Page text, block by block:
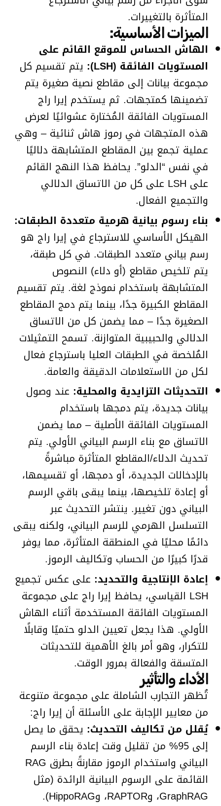
المتأثرة بالتغييرات.
الميزات الأساسية:
الهاش الحساس للموقع القائم على
المستويات الفائقة (LSH):
يتم تقسيم كل
مجموعة بيانات إلى مقاطع نصية صغيرة يتم
تضمينها كمتجهات. ثم يستخدم إيرا راج
المستويات الفائقة المُختارة عشوائيًا لعرض
هذه المتجهات في رموز هاش ثنائية – وهي
عملية تجمع بين المقاطع المتشابهة دلاليًا
في نفس “الدلو”. يحافظ هذا النهج القائم
على LSH على كل من الاتساق الدلالي
والتجميع الفعال.
بناء رسوم بيانية هرمية متعددة الطبقات:
الهيكل الأساسي للاسترجاع في إيرا راج هو
رسم بياني متعدد الطبقات. في كل طبقة،
يتم تلخيص مقاطع (أو دلاء) النصوص
المتشابهة باستخدام نموذج لغة. يتم تقسيم
المقاطع الكبيرة جدًا، بينما يتم دمج المقاطع
الصغيرة جدًا – مما يضمن كل من الاتساق
الدلالي والحبيبية المتوازنة. تسمح التمثيلات
المُلخصة في الطبقات العليا باسترجاع فعال
لكل من الاستعلامات الدقيقة والعامة.
التحديثات التزايدية والمحلية: عند وصول
بيانات جديدة، يتم دمجها باستخدام
المستويات الفائقة الأصلية – مما يضمن
الاتساق مع بناء الرسم البياني الأولي. يتم
تحديث الدلاء/المقاطع المتأثرة مباشرةً
بالإدخالات الجديدة، أو دمجها، أو تقسيمها،
أو إعادة تلخيصها، بينما يبقى باقي الرسم
البياني دون تغيير. ينتشر التحديث عبر
التسلسل الهرمي للرسم البياني، ولكنه يبقى
دائمًا محليًا في المنطقة المتأثرة، مما يوفر
قدرًا كبيرًا من الحساب وتكاليف الرموز.
إعادة الإنتاجية والتحديد: على عكس تجميع
LSH القياسي، يحافظ إيرا راج على مجموعة
المستويات الفائقة المستخدمة أثناء الهاش
الأولي. هذا يجعل تعيين الدلو حتميًا وقابلًا
للتكرار، وهو أمر بالغ الأهمية للتحديثات
المتسقة والفعالة بمرور الوقت.
الأداء والتأثير
تُظهر التجارب الشاملة على مجموعة متنوعة
من معايير الإجابة على الأسئلة أن إيرا راج:
يُقلل من تكاليف التحديث: يحقق ما يصل
إلى 95% من تقليل وقت إعادة بناء الرسم
البياني واستخدام الرموز مقارنةً بطرق RAG
القائمة على الرسوم البيانية الرائدة (مثل
GraphRAG، وRAPTOR، وHippoRAG).